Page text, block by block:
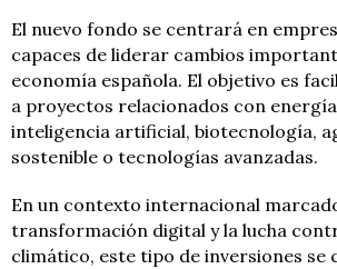
El nuevo fondo se centrará en
capaces de liderar cambios
economía española. El objetivo es
a proyectos relacionados con
inteligencia artificial, biotecnología,
sostenible o tecnologías avanzadas.
En un contexto internacional
transformación digital y la lucha
climático, este tipo de inversiones se